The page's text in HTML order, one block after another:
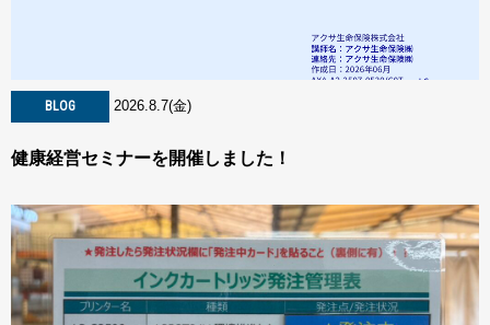
BLOG 2026.8.7(金)
健康経営セミナーを開催しました！